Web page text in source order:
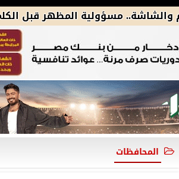
مسؤولية المظهر قبل الكلمة
المحافظات